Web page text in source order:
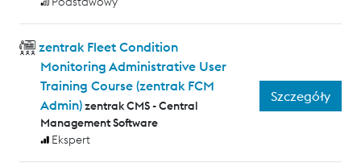
zentrak Fleet Condition
Monitoring Administrative User
Training Course (zentrak FCM
Admin)zentrak CMS - Central
Management Software
Ekspert
Szczegóły